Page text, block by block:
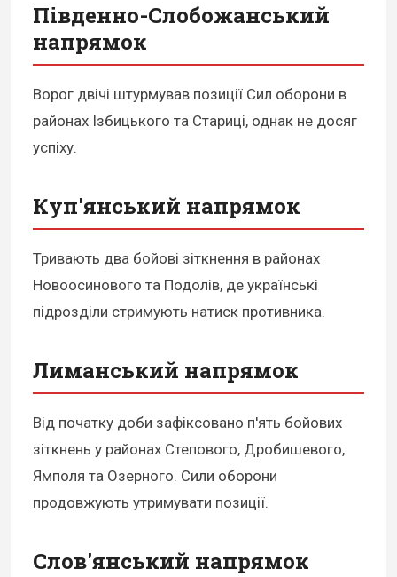
Південно-Слобожанський
напрямок
Ворог двічі штурмував позиції Сил оборони в
районах Ізбицького та Стариці, однак не досяг
успіху.
Куп'янський напрямок
Тривають два бойові зіткнення в районах
Новоосинового та Подолів, де українські
підрозділи стримують натиск противника.
Лиманський напрямок
Від початку доби зафіксовано п'ять бойових
зіткнень у районах Степового, Дробишевого,
Ямполя та Озерного. Сили оборони
продовжують утримувати позиції.
Слов'янський напрямок